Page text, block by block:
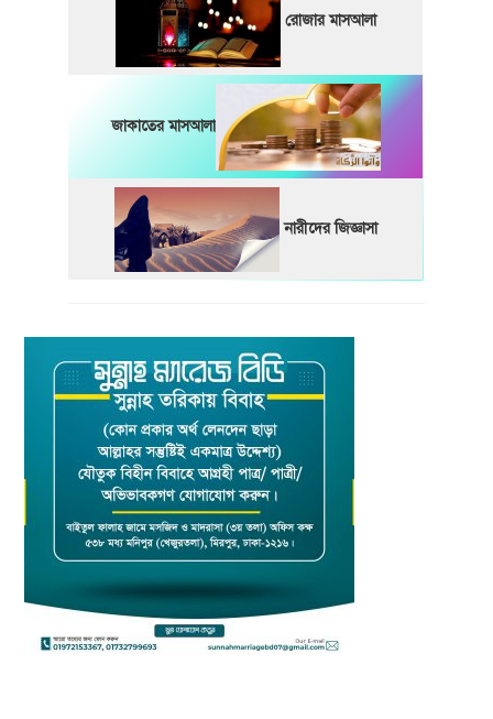
রোজার মাসআলা
জাকাতের মাসআলা
নারীদের জিজ্ঞাসা